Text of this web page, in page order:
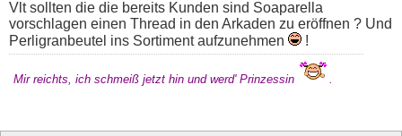
Vlt sollten die die bereits Kunden sind Soaparella
vorschlagen einen Thread in den Arkaden zu eröffnen ? Und
Perligranbeutel ins Sortiment aufzunehmen
!
Mir reichts, ich schmeiß jetzt hin und werd' Prinzessin .